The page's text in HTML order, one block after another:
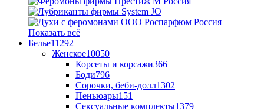
Показать всё
Белье11292
Женское10050
Корсеты и корсажи366
Боди796
Сорочки, беби-долл1302
Пеньюары151
Сексуальные комплекты1379